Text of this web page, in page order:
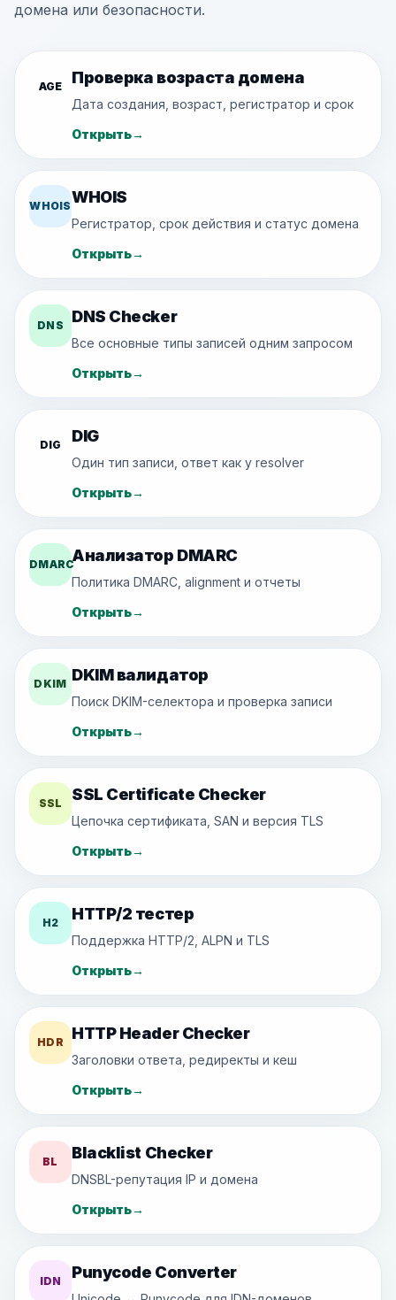
домена или безопасности.
AGE Проверка возраста домена
Дата создания, возраст, регистратор и срок
Открыть→
WHOISWHOIS
Регистратор, срок действия и статус домена
Открыть→
DNS DNS Checker
Все основные типы записей одним запросом
Открыть→
DIG DIG
Один тип записи, ответ как у resolver
Открыть→
DMARCАнализатор DMARC
Политика DMARC, alignment и отчеты
Открыть→
DKIM DKIM валидатор
Поиск DKIM-селектора и проверка записи
Открыть→
SSL SSL Certificate Checker
Цепочка сертификата, SAN и версия TLS
Открыть→
H2 HTTP/2 тестер
Поддержка HTTP/2, ALPN и TLS
Открыть→
HDR HTTP Header Checker
Заголовки ответа, редиректы и кеш
Открыть→
BL Blacklist Checker
DNSBL-репутация IP и домена
Открыть→
IDN Punycode Converter